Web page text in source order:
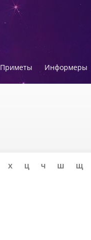
Приметы Информеры
Х Ц Ч Ш Щ